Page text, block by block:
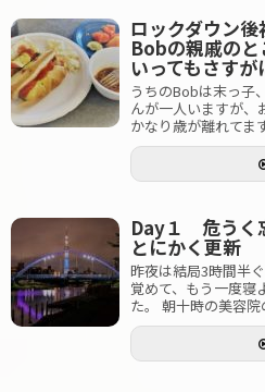
ロックダウン
Bobの親戚の
いってもさすが
うちのBobは末っ子
んが一人いますが、
かなり歳が離れてま
Day１ 危うく
とにかく更新
昨夜は結局3時間半
覚めて、もう一度寝
た。 朝十時の美容院